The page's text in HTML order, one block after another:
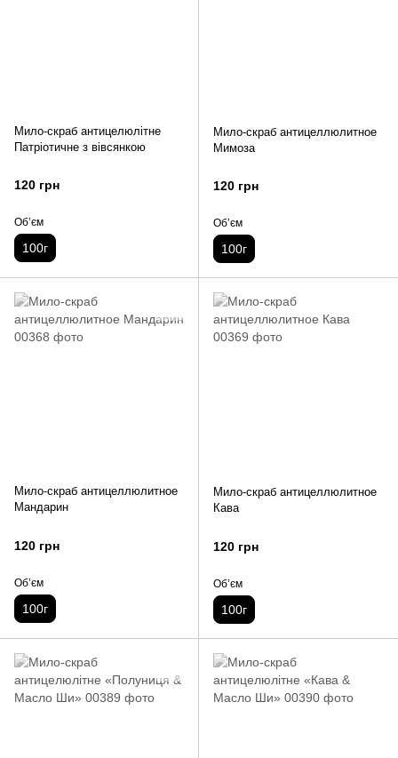
Мило-скраб антицелюлітне
Патріотичне з вівсянкою
120 грн
Обʼєм
100г
Мило-скраб антицеллюлитное
Мимоза
120 грн
Обʼєм
100г
Мило-скраб антицеллюлитное
Мандарин
120 грн
Обʼєм
100г
Мило-скраб антицеллюлитное
Кава
120 грн
Обʼєм
100г